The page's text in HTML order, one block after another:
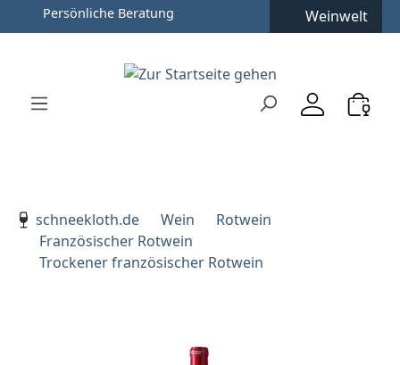
Zum Hauptinhalt springen
Zur Hauptnavigation springen
Persönliche Beratung Weinwelt
schneekloth.de
Wein
Rotwein
Französischer Rotwein
Trockener französischer Rotwein
Bildergalerie überspringen